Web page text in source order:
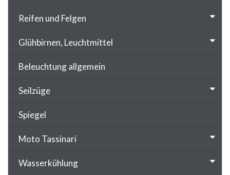
Reifen und Felgen
Glühbirnen, Leuchtmittel
Beleuchtung allgemein
Seilzüge
Spiegel
Moto Tassinari
Wasserkühlung